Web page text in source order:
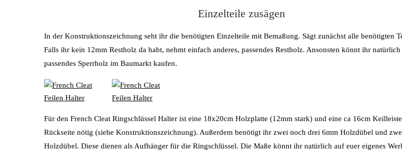
Einzelteile zusägen
In der Konstruktionszeichnung seht ihr die benötigten Einzelteile mit Bemaßung. Sägt zunächst alle benötigten
Falls ihr kein 12mm Restholz da habt, nehmt einfach anderes, passendes Restholz. Ansonsten könnt ihr natürlich
passendes Sperrholz im Baumarkt kaufen.
Für den French Cleat Ringschlüssel Halter ist eine 18x20cm Holzplatte (12mm stark) und eine ca 16cm
Rückseite nötig (siehe Konstruktionszeichnung). Außerdem benötigt ihr zwei noch drei 6mm Holzdübel und
Holzdübel. Diese dienen als Aufhänger für die Ringschlüssel. Die Maße könnt ihr natürlich auf euer eigenes